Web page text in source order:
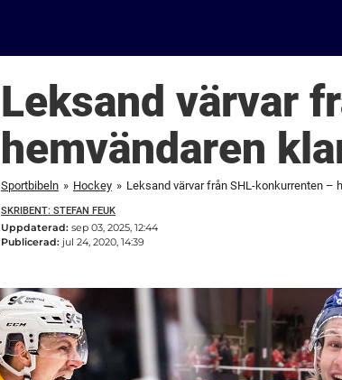
Leksand värvar
hemvändaren
Sportbibeln » Hockey » Leksand värvar från SHL-konkurrenten –
SKRIBENT: STEFAN FEUK
Uppdaterad: sep 03, 2025, 12:44
Publicerad: jul 24, 2020, 14:39